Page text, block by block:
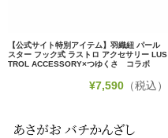
【公式サイト特別アイテム】羽織紐 パール
スター フック式 ラストロ アクセサリー LUS
TROL ACCESSORY×つゆくさ コラボ
¥7,590 （税込）